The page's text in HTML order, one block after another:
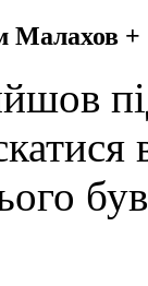
Малахов +